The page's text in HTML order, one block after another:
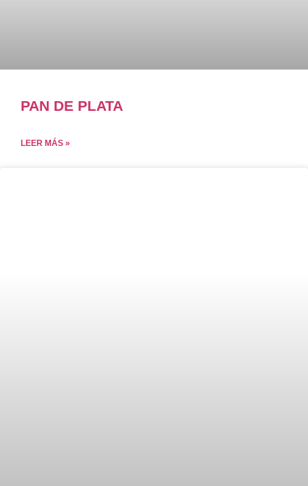
PAN DE PLATA
LEER MÁS »